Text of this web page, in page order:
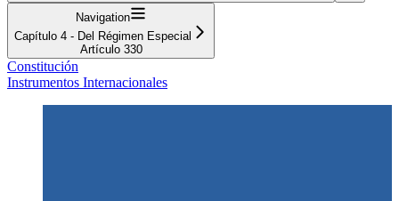
Navigation
Capítulo 4 - Del Régimen Especial
Artículo 330
Constitución
Instrumentos Internacionales